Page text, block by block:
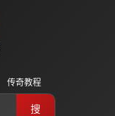
传奇教程
搜